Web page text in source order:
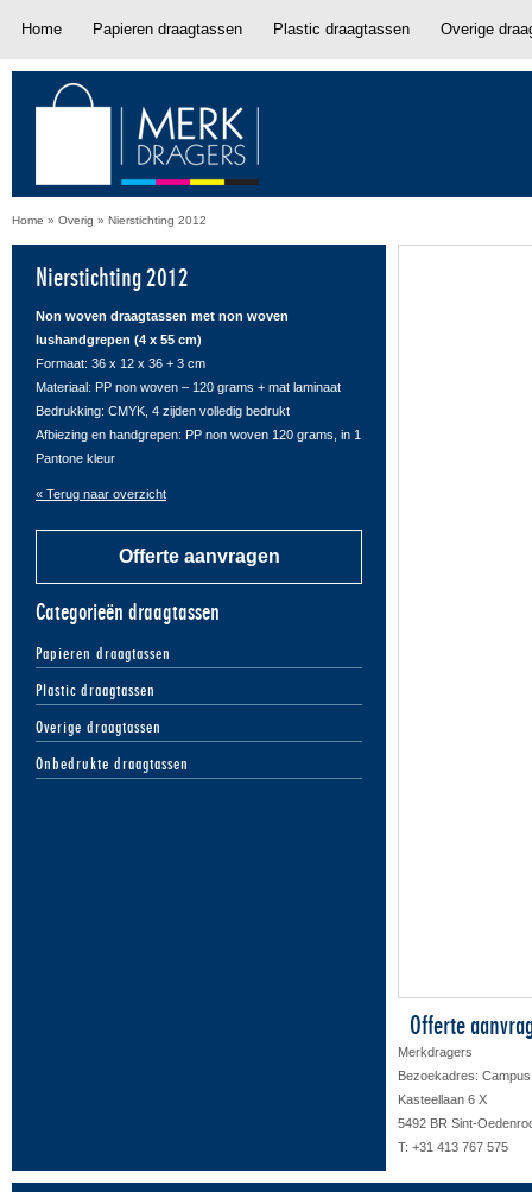
Home Papieren draagtassen Plastic draagtassen Overige
Home » Overig » Nierstichting 2012
Nierstichting 2012
Non woven draagtassen met non woven
lushandgrepen (4 x 55 cm)
Formaat: 36 x 12 x 36 + 3 cm
Materiaal: PP non woven – 120 grams + mat laminaat
Bedrukking: CMYK, 4 zijden volledig bedrukt
Afbiezing en handgrepen: PP non woven 120 grams, in 1
Pantone kleur
« Terug naar overzicht
Offerte aanvragen
Categorieën draagtassen
Papieren draagtassen
Plastic draagtassen
Overige draagtassen
Onbedrukte draagtassen
Offerte
Merkdragers
Bezoekadres:
Kasteellaan 6 X
5492 BR Sint-
T: +31 413 767 575